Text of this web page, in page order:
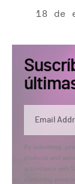
18 de
By submitting,
products and
accordance with
contacting